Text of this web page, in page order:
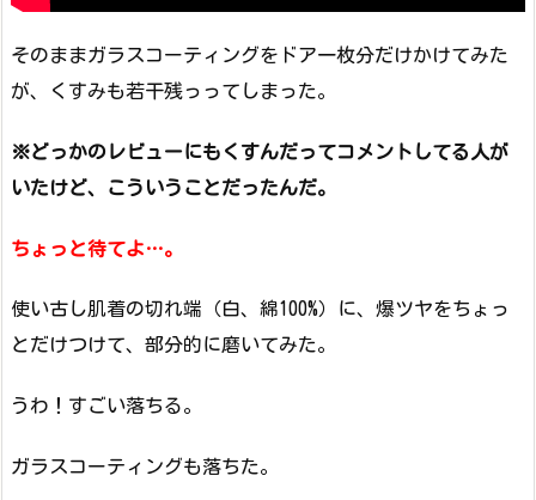
そのままガラスコーティングをドア一枚分だけかけてみた
が、くすみも若干残っってしまった。
※どっかのレビューにもくすんだってコメントしてる人が
いたけど、こういうことだったんだ。
ちょっと待てよ…。
使い古し肌着の切れ端（白、綿100%）に、爆ツヤをちょっ
とだけつけて、部分的に磨いてみた。
うわ！すごい落ちる。
ガラスコーティングも落ちた。